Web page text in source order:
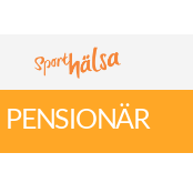
PENSIONÄR